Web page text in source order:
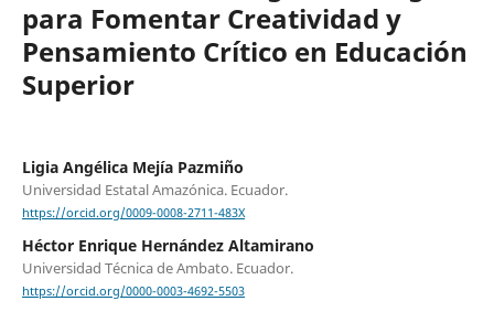
para Fomentar Creatividad y
Pensamiento Crítico en Educación
Superior
Ligia Angélica Mejía Pazmiño
Universidad Estatal Amazónica. Ecuador.
https://orcid.org/0009-0008-2711-483X
Héctor Enrique Hernández Altamirano
Universidad Técnica de Ambato. Ecuador.
https://orcid.org/0000-0003-4692-5503